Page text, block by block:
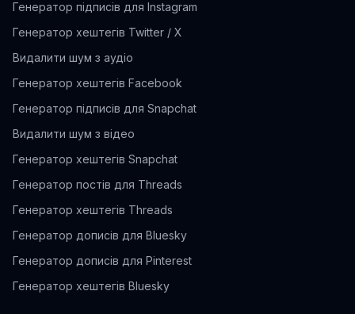
Генератор підписів для Instagram
Генератор хештегів Twitter / X
Видалити шум з аудіо
Генератор хештегів Facebook
Генератор підписів для Snapchat
Видалити шум з відео
Генератор хештегів Snapchat
Генератор постів для Threads
Генератор хештегів Threads
Генератор дописів для Bluesky
Генератор дописів для Pinterest
Генератор хештегів Bluesky